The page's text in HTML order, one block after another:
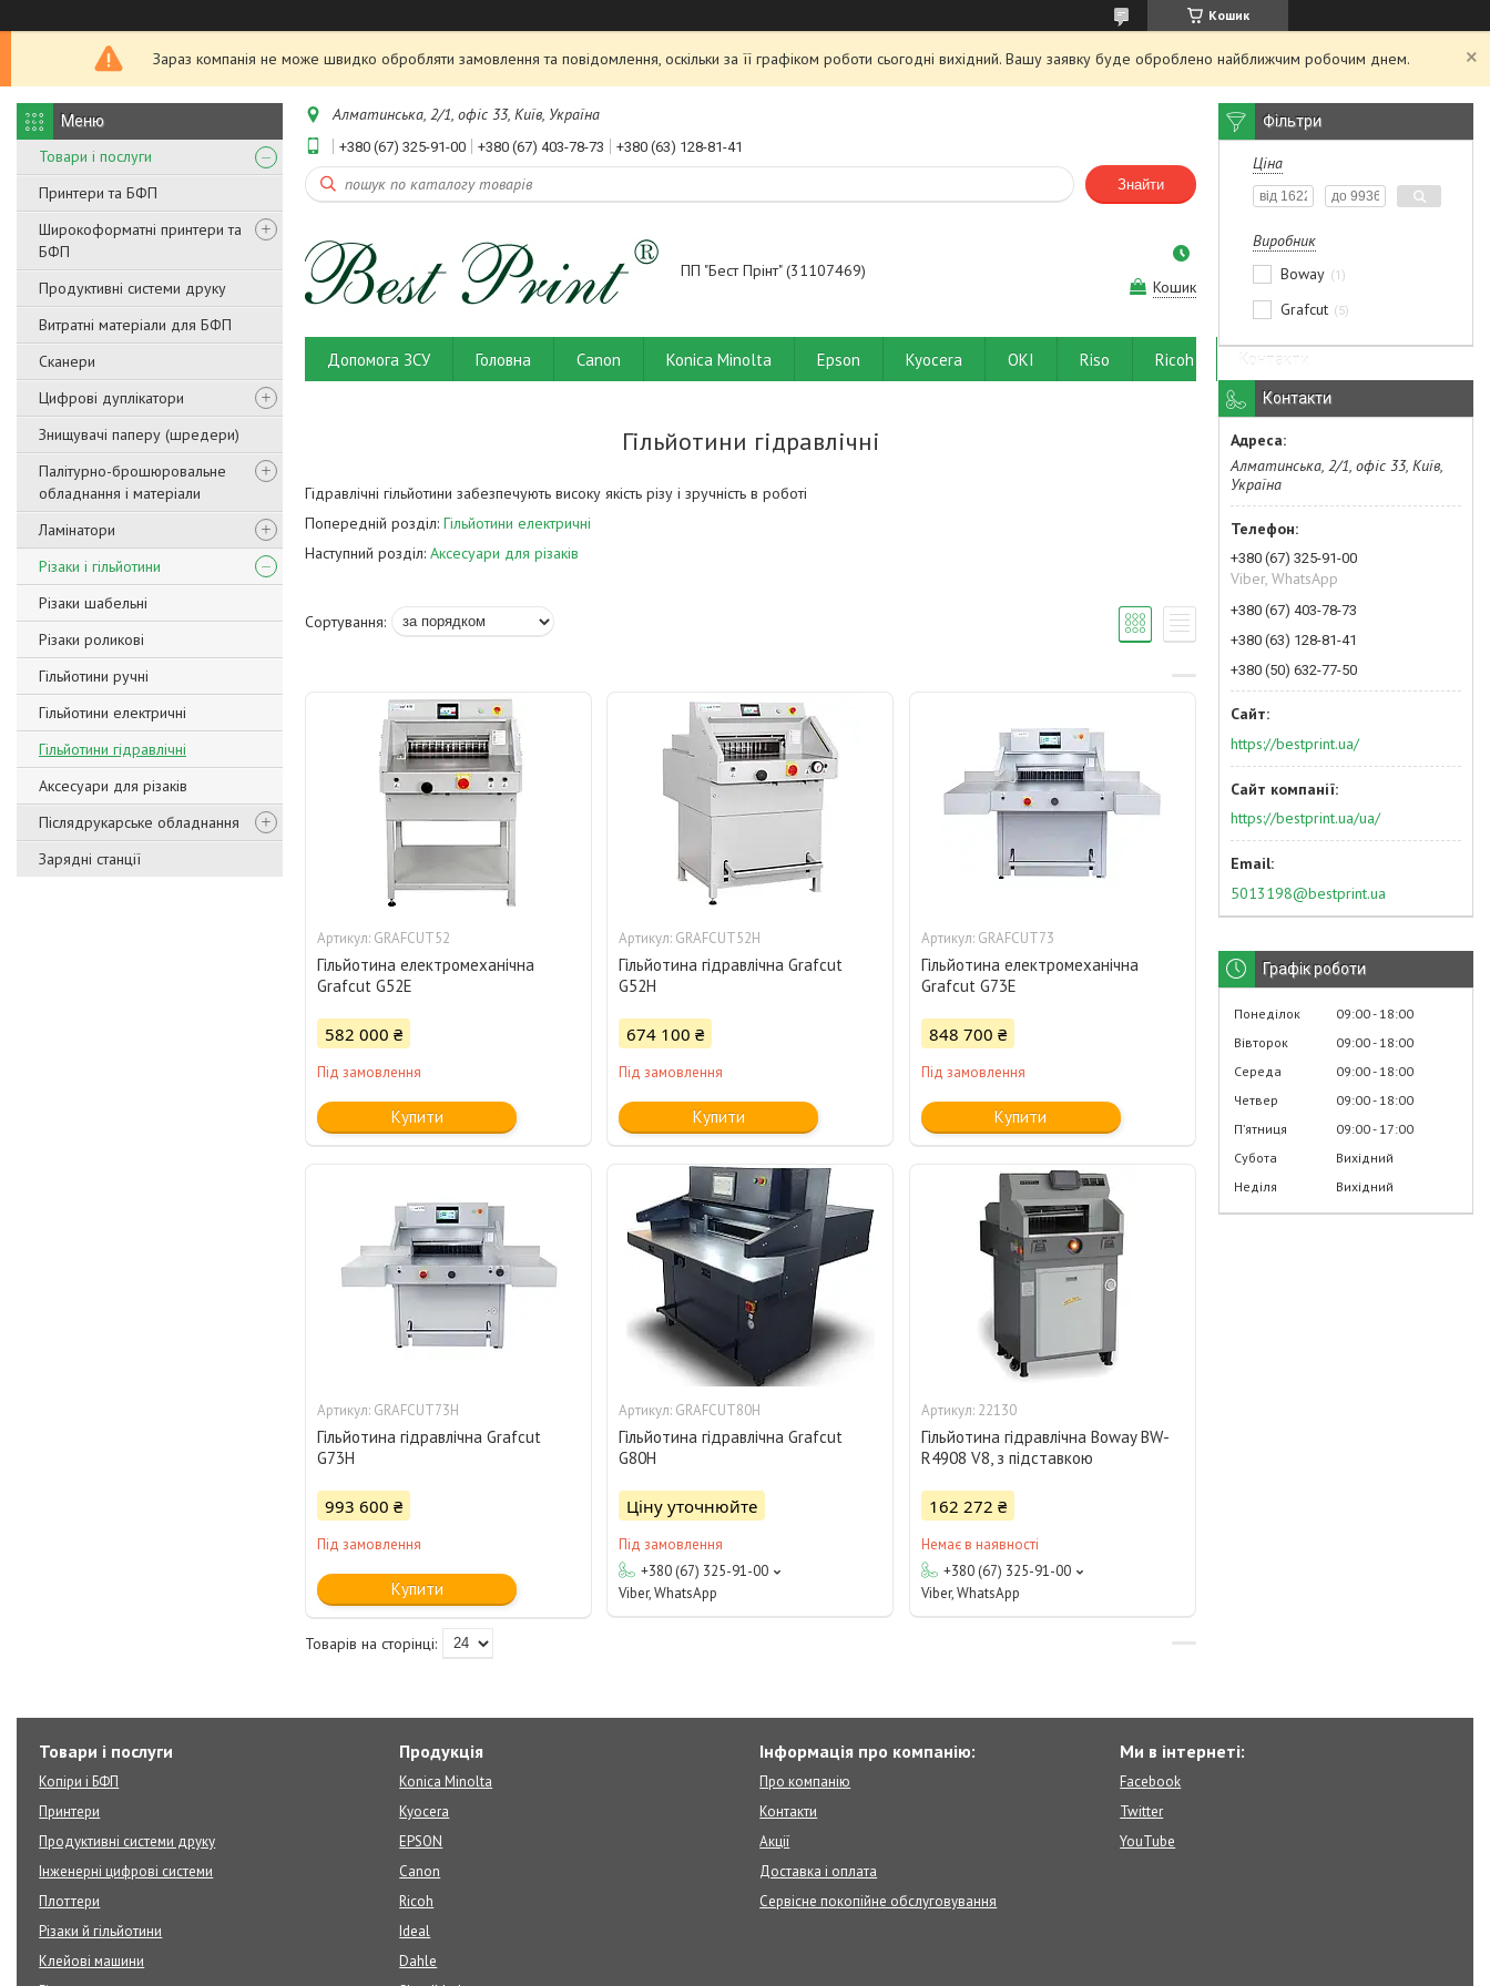
Кошик
Зараз компанія не може швидко обробляти замовлення та повідомлення, оскільки за її графіком роботи сьогодні вихідний. Вашу заявку буде оброблено найближчим робочим днем.
Товари і послуги
Принтери та БФП
Широкоформатні принтери та
БФП
Продуктивні системи друку
Витратні матеріали для БФП
Сканери
Цифрові дуплікатори
Знищувачі паперу (шредери)
Палітурно-брошюровальне
обладнання і матеріали
Ламінатори
Різаки і гільйотини
Різаки шабельні
Різаки роликові
Гільйотини ручні
Гільйотини електричні
Гільйотини гідравлічні
Аксесуари для різаків
Післядрукарське обладнання
Зарядні станції
Алматинська, 2/1, офіс 33, Київ, Україна
+380 (67) 325-91-00 +380 (67) 403-78-73 +380 (63) 128-81-41
Знайти
ПП "Бест Прінт" (31107469)
Кошик
Допомога ЗСУ Головна Canon Konica Minolta Epson Kyocera OKI Riso Ricoh Контакти
Гільйотини гідравлічні
Гідравлічні гільйотини забезпечують високу якість різу і зручність в роботі
Попередній розділ: Гільйотини електричні
Наступний розділ: Аксесуари для різаків
GRAFCUT52
Гільйотина електромеханічна
Grafcut G52E
582 000 ₴
Під замовлення
Купити
GRAFCUT52H
Гільйотина гідравлічна Grafcut
G52H
674 100 ₴
Під замовлення
Купити
GRAFCUT73
Гільйотина електромеханічна
Grafcut G73E
848 700 ₴
Під замовлення
Купити
GRAFCUT73H
Гільйотина гідравлічна Grafcut
G73H
993 600 ₴
Під замовлення
Купити
GRAFCUT80H
Гільйотина гідравлічна Grafcut
G80H
Ціну уточнюйте
Під замовлення
+380 (67) 325-91-00
Viber, WhatsApp
22130
Гільйотина гідравлічна Boway BW-
R4908 V8, з підставкою
162 272 ₴
Немає в наявності
+380 (67) 325-91-00
Viber, WhatsApp
Фільтри
Ціна
Виробник
Boway
1
Grafcut 5
Контакти
Алматинська, 2/1, офіс 33, Київ,
Україна
+380 (67) 325-91-00
Viber, WhatsApp
+380 (67) 403-78-73
+380 (63) 128-81-41
+380 (50) 632-77-50
https://bestprint.ua/
https://bestprint.ua/ua/
5013198@bestprint.ua
Графік роботи
Понеділок 09:00 18:00
Вівторок
09:00 18:00
Середа
09:00 18:00
Четвер
09:00 18:00
Пʼятниця
09:00 17:00
Субота
Вихідний
Неділя
Вихідний
Товари і послуги
Копіри і БФП
Принтери
Продуктивні системи друку
Інженерні цифрові системи
Плоттери
Різаки й гільйотини
Клейові машини
Продукція
Konica Minolta
Kyocera
EPSON
Canon
Ricoh
Ideal
Dahle
Інформація про компанію:
Про компанію
Контакти
Акції
Доставка і оплата
Сервісне покопійне обслуговування
Ми в інтернеті:
Facebook
Twitter
YouTube